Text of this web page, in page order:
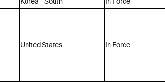
United States In Force